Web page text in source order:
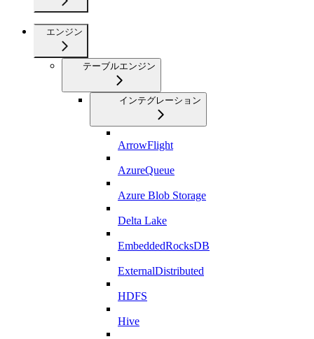
エンジン
テーブルエンジン
インテグレーション
ArrowFlight
AzureQueue
Azure Blob Storage
Delta Lake
EmbeddedRocksDB
ExternalDistributed
HDFS
Hive